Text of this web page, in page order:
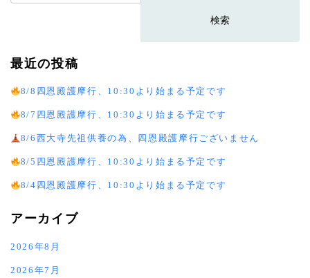
索:
最近の投稿
8/8四恩殿護摩行、10:30より始まる予定です
8/7四恩殿護摩行、10:30より始まる予定です
8/6西大寺先祖供養の為、四恩殿護摩行ございません
8/5四恩殿護摩行、10:30より始まる予定です
8/4四恩殿護摩行、10:30より始まる予定です
アーカイブ
2026年8月
2026年7月